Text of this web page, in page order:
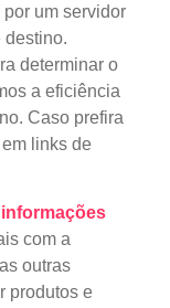
um servidor
destino.
determinar o
a eficiência
Caso prefira
links de
com a
outras
produtos e